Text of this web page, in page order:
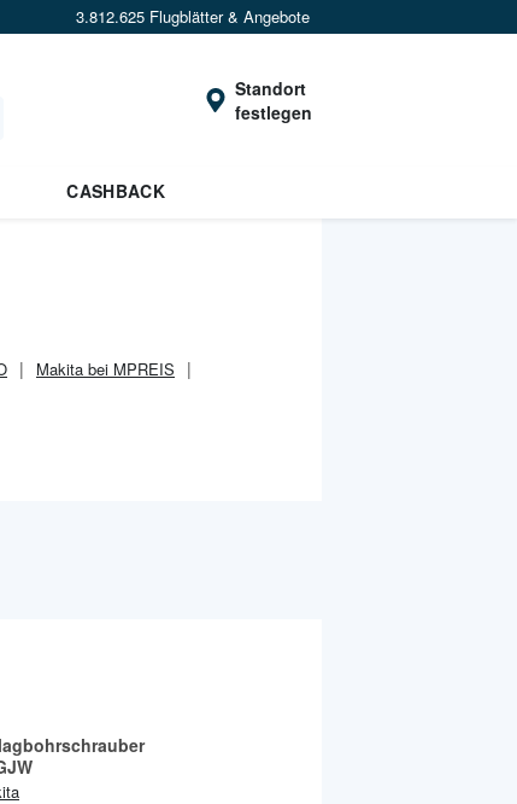
3.812.625 Flugblätter & Angebote
Standort
festlegen
CASHBACK
Makita bei MPREIS